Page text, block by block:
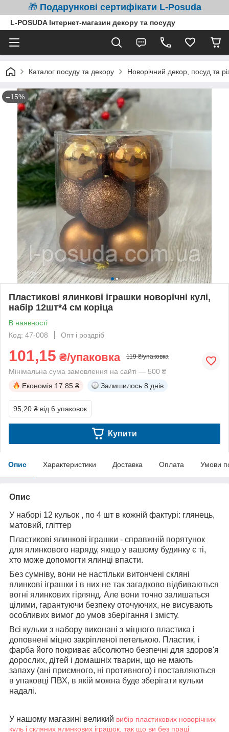
🎁 Подарункові сертифікати L-Posuda
L-POSUDA Інтернет-магазин декору та посуду
Каталог посуду та декору Новорічний декор, посуд та
–15%
Пластикові ялинкові іграшки новорічні кулі,
набір 12шт*4 см коріца
В наявності
Код: 47-008
Опт і роздріб
101,15 ₴/упаковка 119 ₴/упаковка
Мінімальна сума замовлення на сайті — 500 ₴
Економія 17.85 ₴ Залишилось 8 днів
95,20 ₴ від 6 упаковок
Купити
Опис Характеристики Доставка Оплата Умови
Опис
У наборі 12 кульок , по 4 шт в кожній фактурі: глянець,
матовий, гліттер
Пластикові ялинкові іграшки - справжній порятунок
для ялинкового наряду, якщо у вашому будинку є ті,
хто може допомогти ялинці впасти.
Без сумніву, вони не настільки витончені скляні
ялинкові іграшки і в них не так загадково відбиваються
вогні ялинкових гірлянд. Але вони точно залишаться
цілими, гарантуючи безпеку оточуючих, не висувають
особливих вимог до умов зберігання і змісту.
Всі кульки з набору виконані з міцного пластика і
доповнені міцно закріпленої петелькою. Пластик, і
фарба його покриває абсолютно безпечні для здоров'я
дорослих, дітей і домашніх тварин, що не мають
запаху (ані приємного, ні противного) і поставляються
в упаковці ПВХ, в якій можна буде зберігати кульки
надалі.
У нашому магазині великий вибір пластикових новорічних
куль і скляних ялинкових іграшок, так що ви без праці